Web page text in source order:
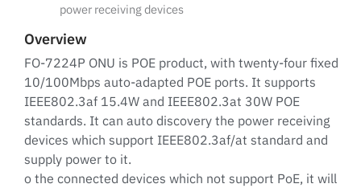
power receiving devices
Overview
FO-7224P ONU is POE product, with twenty-four fixed
10/100Mbps auto-adapted POE ports. It supports
IEEE802.3af 15.4W and IEEE802.3at 30W POE
standards. It can auto discovery the power receiving
devices which support IEEE802.3af/at standard and
supply power to it.
o the connected devices which not support PoE, it will